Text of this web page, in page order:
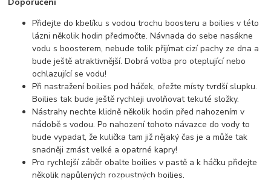
Doporučení
Přidejte do kbelíku s vodou trochu boosteru a boilies v této
lázni několik hodin předmočte. Návnada do sebe nasákne
vodu s boosterem, nebude tolik přijímat cizí pachy ze dna a
bude ještě atraktivnější. Dobrá volba pro oteplující nebo
ochlazující se vodu!
Při nastražení boilies pod háček, ořežte místy tvrdší slupku.
Boilies tak bude ještě rychleji uvolňovat tekuté složky.
Nástrahy nechte klidně několik hodin před nahozením v
nádobě s vodou. Po nahození tohoto návazce do vody to
bude vypadat, že kulička tam již nějaký čas je a může tak
snadněji zmást velké a opatrné kapry!
Pro rychlejší záběr obalte boilies v pastě a k háčku přidejte
několik napůlených rozpustných boilies.